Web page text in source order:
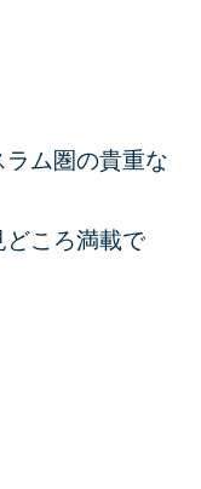
ム圏の貴重な
どころ満載で